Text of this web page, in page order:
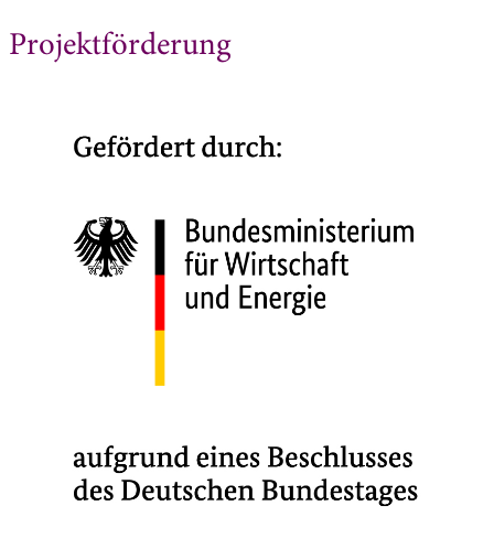
Projektförderung